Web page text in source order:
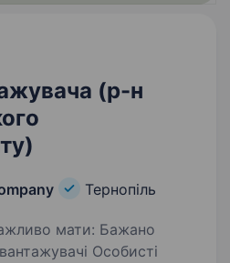
(р-н
Тернопіль
Особисті